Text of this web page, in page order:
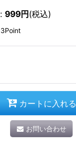
: 999円(税込)
3Point
カートに入れる
お問い合わせ